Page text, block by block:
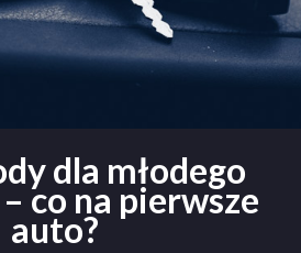
dla młodego
co na pierwsze
auto?